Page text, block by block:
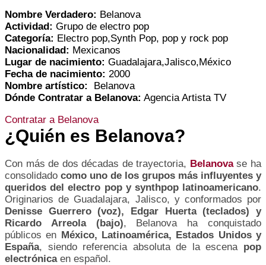
Nombre Verdadero: Belanova
Actividad: Grupo de electro pop
Categoría: Electro pop,Synth Pop, pop y rock pop
Nacionalidad: Mexicanos
Lugar de nacimiento: Guadalajara,Jalisco,México
Fecha de nacimiento: 2000
Nombre artístico:
Belanova
Dónde Contratar a Belanova: Agencia Artista TV
Contratar a Belanova
¿Quién es Belanova?
Con más de dos décadas de trayectoria, Belanovase ha
consolidado como uno de los grupos más influyentes y
queridos del electro pop y synthpop latinoamericano.
Originarios de Guadalajara, Jalisco, y conformados por
Denisse Guerrero (voz), Edgar Huerta (teclados) y
Ricardo Arreola (bajo), Belanova ha conquistado
públicos en México, Latinoamérica, Estados Unidos y
España, siendo referencia absoluta de la escena pop
electrónicaen español.